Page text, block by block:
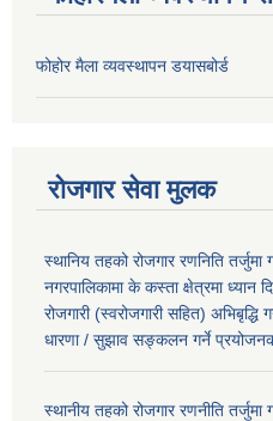
फोहोर मैला व्यवस्थापन डयासबोर्ड
रोजगार सेवा मुलक
स्थानिय तहको रोजगार रणनिति
नगरपालिकामा के कस्ता क्षेत्रमा ध्यान
रोजगारी (स्वरोजगारी सहित) अभिबृद्धि
धारणा / सुझाव सङ्कलन गर्ने
स्थानीय तहको रोजगार रणनीति तर्जुमा